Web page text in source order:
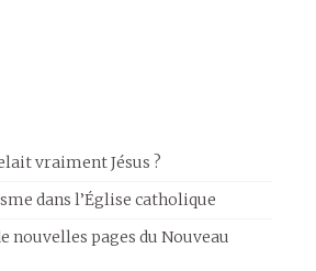
vraiment Jésus ?
dans l’Église catholique
nouvelles pages du Nouveau